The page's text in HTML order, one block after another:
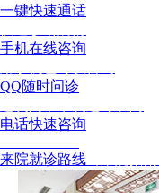
一键快速通话
手机在线咨询
QQ随时问诊
电话快速咨询
来院就诊路线